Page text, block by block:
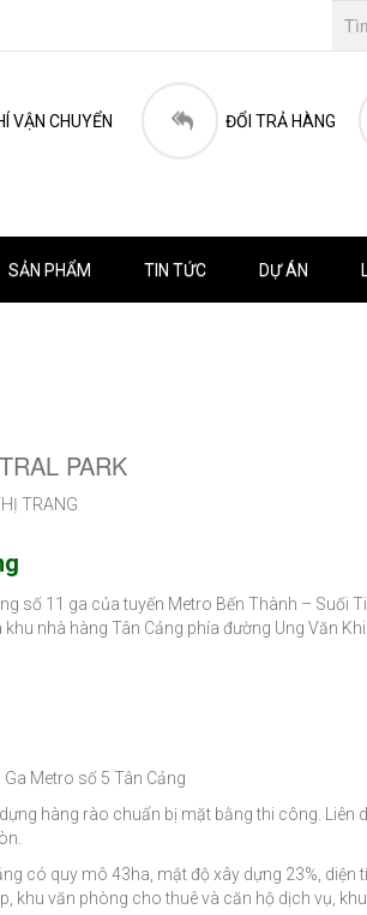
VẬN CHUYỂN ĐỔI TRẢ HÀNG
SẢN PHẨM TIN TỨC DỰ ÁN
PARK
TRANG
số 11 ga của tuyến Metro Bến Thành – Suối
nhà hàng Tân Cảng phía đường Ung Văn
Metro số 5 Tân Cảng
hàng rào chuẩn bị mặt bằng thi công.
có quy mô 43ha, mật độ xây dựng 23%,
khu văn phòng cho thuê và căn hộ dịch vụ,